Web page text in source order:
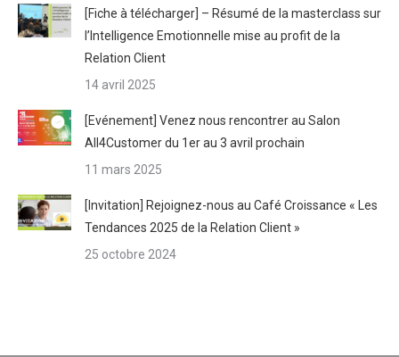
[Fiche à télécharger] – Résumé de la masterclass sur
l’Intelligence Emotionnelle mise au profit de la
Relation Client
14 avril 2025
[Evénement] Venez nous rencontrer au Salon
All4Customer du 1er au 3 avril prochain
11 mars 2025
[Invitation] Rejoignez-nous au Café Croissance « Les
Tendances 2025 de la Relation Client »
25 octobre 2024